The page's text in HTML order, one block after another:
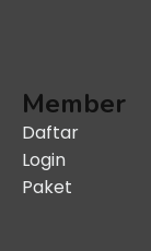
Member
Daftar
Login
Paket